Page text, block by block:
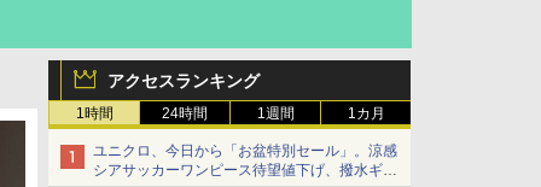
アクセスランキング
1時間 24時間 1週間 1カ月
ユニクロ、今日から「お盆特別セール」。涼感
シアサッカーワンピース待望値下げ、撥水ギア